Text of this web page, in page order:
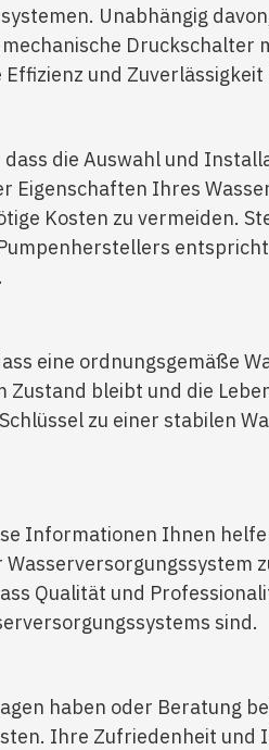
Unabhängig
und
dass die Auswahl und
Eigenschaften Ihres
Kosten zu vermeiden.
eine ordnungsgemäße
Zustand bleibt und die
zu einer stabilen
Informationen Ihnen
Qualität und
sind.
haben oder Beratung
Ihre Zufriedenheit und